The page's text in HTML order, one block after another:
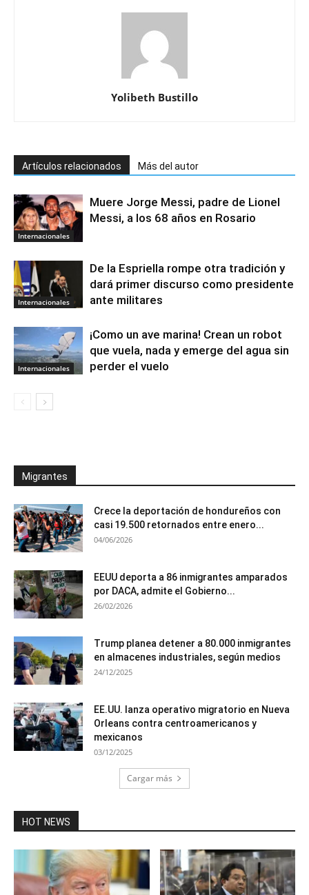
Yolibeth Bustillo
Artículos relacionados Más del autor
Internacionales
Muere Jorge Messi, padre de Lionel
Messi, a los 68 años en Rosario
Internacionales
De la Espriella rompe otra tradición y
dará primer discurso como presidente
ante militares
Internacionales
¡Como un ave marina! Crean un robot
que vuela, nada y emerge del agua sin
perder el vuelo
Migrantes
Crece la deportación de hondureños con
casi 19.500 retornados entre enero...
04/06/2026
EEUU deporta a 86 inmigrantes amparados
por DACA, admite el Gobierno...
26/02/2026
Trump planea detener a 80.000 inmigrantes
en almacenes industriales, según medios
24/12/2025
EE.UU. lanza operativo migratorio en Nueva
Orleans contra centroamericanos y
mexicanos
03/12/2025
Cargar más
HOT NEWS